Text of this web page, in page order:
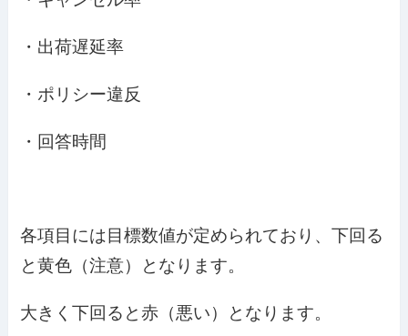
・出荷遅延率
・ポリシー違反
・回答時間
各項目には目標数値が定められており、下回る
と黄色（注意）となります。
大きく下回ると赤（悪い）となります。